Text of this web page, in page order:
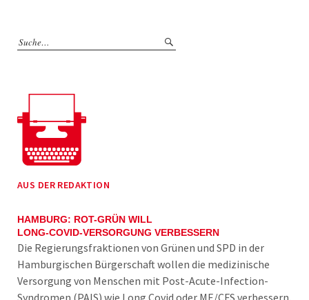
AUS DER REDAKTION
HAMBURG: ROT-GRÜN WILL
LONG-COVID-VERSORGUNG VERBESSERN
Die Regierungsfraktionen von Grünen und SPD in der
Hamburgischen Bürgerschaft wollen die medizinische
Versorgung von Menschen mit Post-Acute-Infection-
Syndromen (PAIS) wie Long Covid oder ME/CFS verbessern.